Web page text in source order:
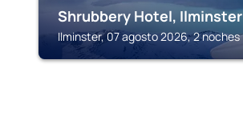
Shrubbery Hotel, Ilminster
Ilminster, 07 agosto 2026, 2 noches